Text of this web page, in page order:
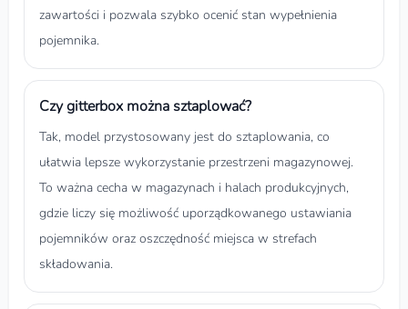
zawartości i pozwala szybko ocenić stan wypełnienia
pojemnika.
Czy gitterbox można sztaplować?
Tak, model przystosowany jest do sztaplowania, co
ułatwia lepsze wykorzystanie przestrzeni magazynowej.
To ważna cecha w magazynach i halach produkcyjnych,
gdzie liczy się możliwość uporządkowanego ustawiania
pojemników oraz oszczędność miejsca w strefach
składowania.